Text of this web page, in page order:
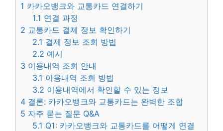
1 카카오뱅크와 교통카드 연결하기
1.1 연결 과정
2 교통카드 결제 정보 확인하기
2.1 결제 정보 조회 방법
2.2 예시
3 이용내역 조회 안내
3.1 이용내역 조회 방법
3.2 이용내역에서 확인할 수 있는 정보
4 결론: 카카오뱅크와 교통카드는 완벽한 조합
5 자주 묻는 질문 Q&A
5.1 Q1: 카카오뱅크와 교통카드를 어떻게 연결